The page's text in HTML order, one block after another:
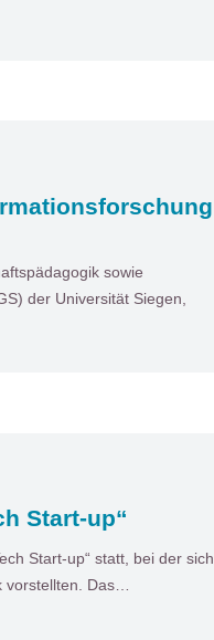
sowie
der Universität Siegen,
Start-up“
Start-up“ statt, bei der sich
Das…